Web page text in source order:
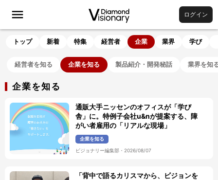
ログイン
トップ 新着 特集 経営者 企業 業界 学び
経営者を知る 企業を知る 製品紹介・開発秘話 業界を知
企業を知る
通販大手ニッセンのオフィスが「学び
舎」に。特例子会社u&nが提案する、障
がい者雇用の「リアルな現場」
企業を知る
ビジョナリー編集部・ 2026/08/07
「背中で語るカリスマから、ビジョンを